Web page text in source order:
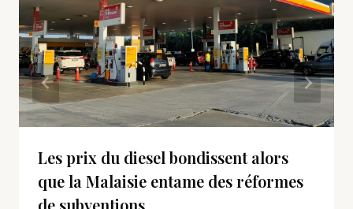
Les prix du diesel bondissent alors
que la Malaisie entame des réformes
de subventions